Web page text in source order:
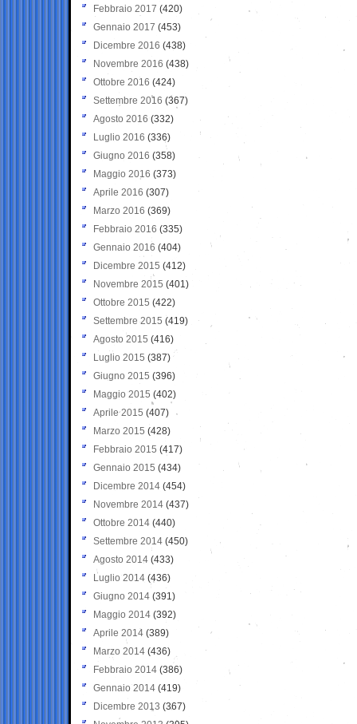
Febbraio 2017 (420)
Gennaio 2017 (453)
Dicembre 2016 (438)
Novembre 2016 (438)
Ottobre 2016 (424)
Settembre 2016 (367)
Agosto 2016 (332)
Luglio 2016 (336)
Giugno 2016 (358)
Maggio 2016 (373)
Aprile 2016 (307)
Marzo 2016 (369)
Febbraio 2016 (335)
Gennaio 2016 (404)
Dicembre 2015 (412)
Novembre 2015 (401)
Ottobre 2015 (422)
Settembre 2015 (419)
Agosto 2015 (416)
Luglio 2015 (387)
Giugno 2015 (396)
Maggio 2015 (402)
Aprile 2015 (407)
Marzo 2015 (428)
Febbraio 2015 (417)
Gennaio 2015 (434)
Dicembre 2014 (454)
Novembre 2014 (437)
Ottobre 2014 (440)
Settembre 2014 (450)
Agosto 2014 (433)
Luglio 2014 (436)
Giugno 2014 (391)
Maggio 2014 (392)
Aprile 2014 (389)
Marzo 2014 (436)
Febbraio 2014 (386)
Gennaio 2014 (419)
Dicembre 2013 (367)